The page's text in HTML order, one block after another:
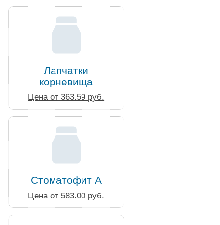
Лапчатки
корневища
Цена от 363.59 руб.
Стоматофит А
Цена от 583.00 руб.